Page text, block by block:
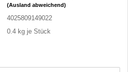
(Ausland abweichend)
4025809149022
0.4 kg je Stück